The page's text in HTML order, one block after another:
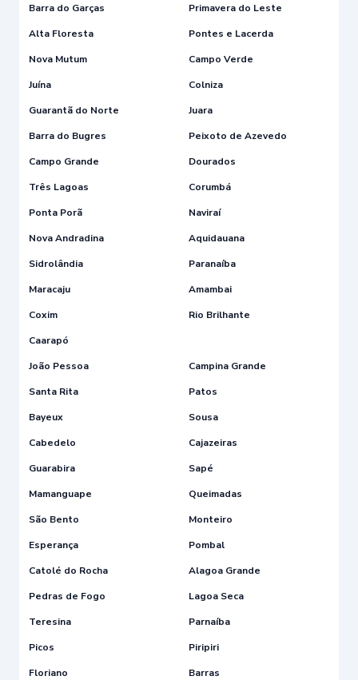
Barra do Garças
Primavera do Leste
Alta Floresta
Pontes e Lacerda
Nova Mutum
Campo Verde
Juína
Colniza
Guarantã do Norte
Juara
Barra do Bugres
Peixoto de Azevedo
Campo Grande
Dourados
Três Lagoas
Corumbá
Ponta Porã
Naviraí
Nova Andradina
Aquidauana
Sidrolândia
Paranaíba
Maracaju
Amambai
Coxim
Rio Brilhante
Caarapó
João Pessoa
Campina Grande
Santa Rita
Patos
Bayeux
Sousa
Cabedelo
Cajazeiras
Guarabira
Sapé
Mamanguape
Queimadas
São Bento
Monteiro
Esperança
Pombal
Catolé do Rocha
Alagoa Grande
Pedras de Fogo
Lagoa Seca
Teresina
Parnaíba
Picos
Piripiri
Floriano
Barras